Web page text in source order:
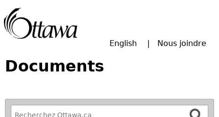
English Nous joindre
Documents
R